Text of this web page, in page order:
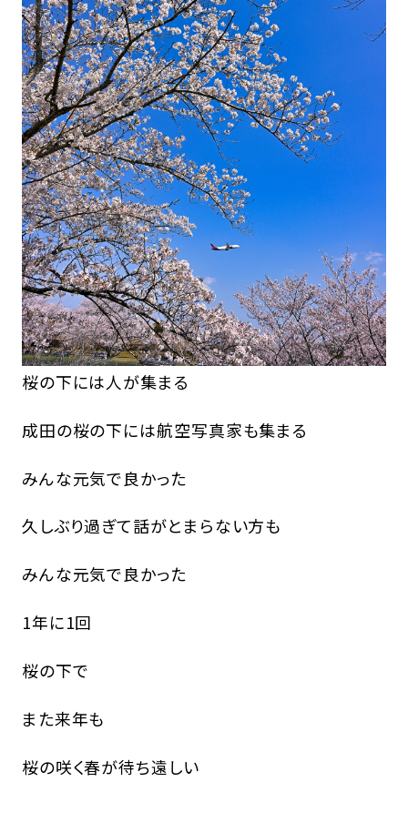
桜の下には人が集まる
成田の桜の下には航空写真家も集まる
みんな元気で良かった
久しぶり過ぎて話がとまらない方も
みんな元気で良かった
1年に1回
桜の下で
また来年も
桜の咲く春が待ち遠しい